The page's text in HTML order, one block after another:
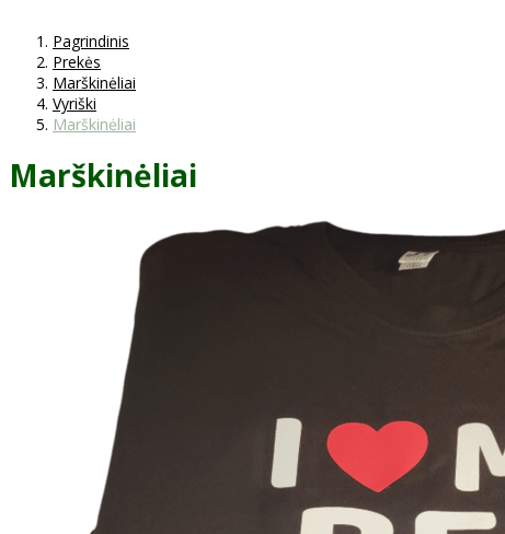
Pagrindinis
Prekės
Marškinėliai
Vyriški
Marškinėliai
Marškinėliai